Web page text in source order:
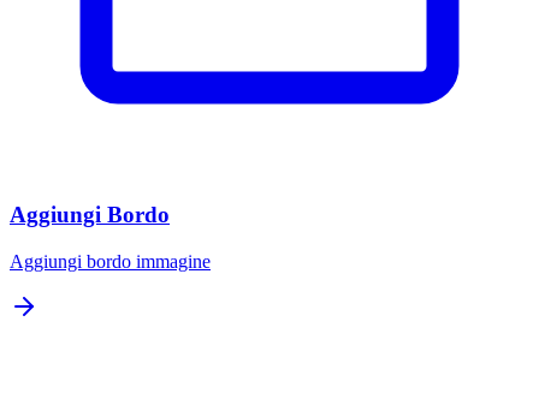
Aggiungi Bordo
Aggiungi bordo immagine